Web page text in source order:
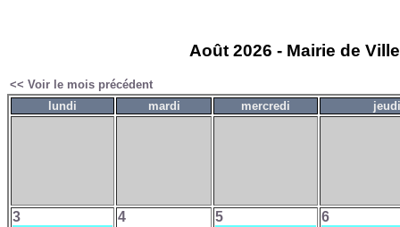
Août 2026 - Mairie de
<< Voir le mois précédent
lundi
mardi mercredi jeudi
3 4 5 6